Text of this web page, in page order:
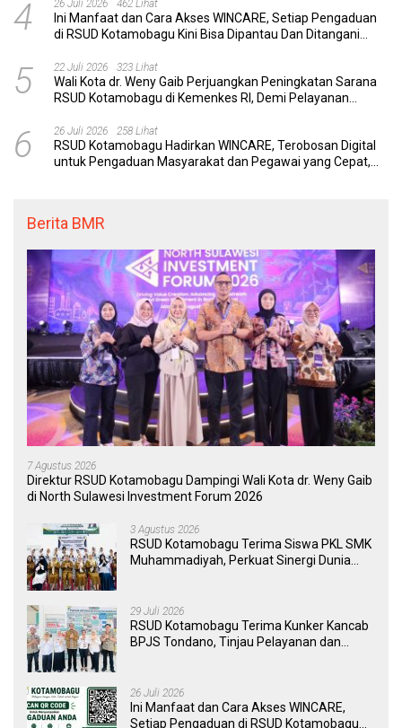
4 26 Juli 2026 462 Lihat
Ini Manfaat dan Cara Akses WINCARE, Setiap Pengaduan
di RSUD Kotamobagu Kini Bisa Dipantau Dan Ditangani
5 22 Juli 2026 323 Lihat
Wali Kota dr. Weny Gaib Perjuangkan Peningkatan Sarana
RSUD Kotamobagu di Kemenkes RI, Demi Pelayanan
6 26 Juli 2026 258 Lihat
RSUD Kotamobagu Hadirkan WINCARE, Terobosan Digital
untuk Pengaduan Masyarakat dan Pegawai yang Cepat,
Berita BMR
7 Agustus 2026
Direktur RSUD Kotamobagu Dampingi Wali Kota dr. Weny Gaib
di North Sulawesi Investment Forum 2026
3 Agustus 2026
RSUD Kotamobagu Terima Siswa PKL SMK
Muhammadiyah, Perkuat Sinergi Dunia
29 Juli 2026
RSUD Kotamobagu Terima Kunker Kancab
BPJS Tondano, Tinjau Pelayanan dan
26 Juli 2026
Ini Manfaat dan Cara Akses WINCARE,
Setiap Pengaduan di RSUD Kotamobagu